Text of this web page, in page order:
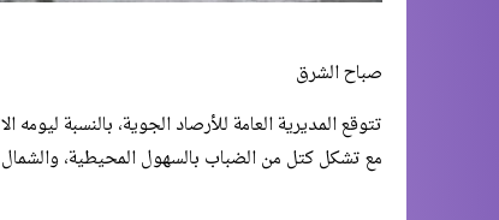
صباح الشرق
تتوقع المديرية العامة للأرصاد الجوية، بالنسبة
مع تشكل كتل من الضباب بالسهول المحيطية،